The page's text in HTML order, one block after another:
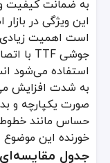
به ضمانت کیفیت
این ویژگی در
است اهمیت زیادی
استفاده می‌شود
به شدت افزایش
صورت یکپارچه و
حساس مانند خطوط
خورنده این